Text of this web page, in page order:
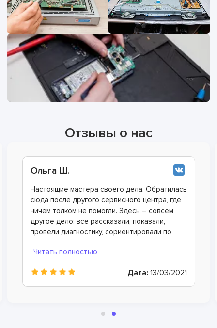
Отзывы о нас
Анна О.
Смотрел многочисленные ролики на ютуб,
хотел сделать ремонт самостоятельно чтоб
сэкономить, а в итоге только время потерял.
Хорошо коллега дал контакты этого
сервисного центра, теперь всегда сюда буду
мастера, произвели ремонт быстро и дали
Дата:25/09/2021